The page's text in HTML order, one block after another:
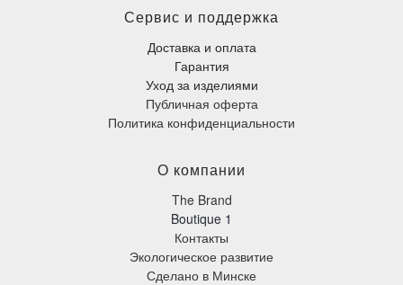
О компании
Доставка и оплата
Гарантия
Уход за изделиями
Публичная оферта
Политика конфиденциальности
Сервис и поддержка
The Brand
Boutique 1
Контакты
Экологическое развитие
Сделано в Минске